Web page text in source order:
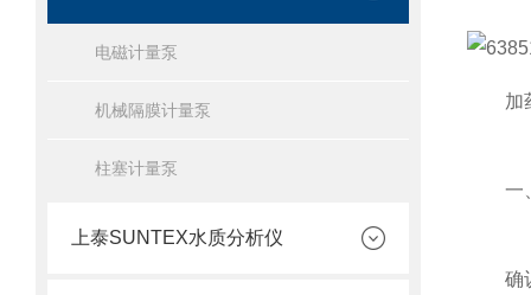
电磁计量泵
机械隔膜计量泵
柱塞计量泵
上泰SUNTEX水质分析仪
加药
一、
确认